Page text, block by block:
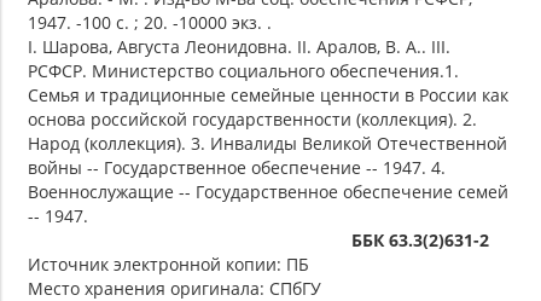
1947. -100 с. ; 20. -10000 экз. .
I. Шарова, Августа Леонидовна. II. Аралов, В. А.. III.
РСФСР. Министерство социального обеспечения.1.
Семья и традиционные семейные ценности в России как
основа российской государственности (коллекция). 2.
Народ (коллекция). 3. Инвалиды Великой Отечественной
войны -- Государственное обеспечение -- 1947. 4.
Военнослужащие -- Государственное обеспечение семей
-- 1947.
ББК 63.3(2)631-2
Источник электронной копии: ПБ
Место хранения оригинала: СПбГУ